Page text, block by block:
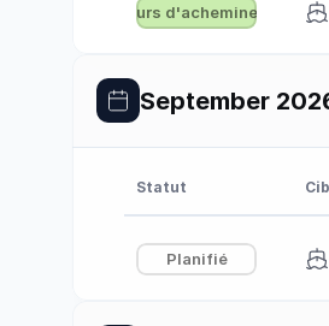
En cours d'acheminement
September
Statut
Planifié